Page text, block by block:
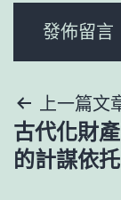
文
章
上一篇文
古代化財
的計謀依托